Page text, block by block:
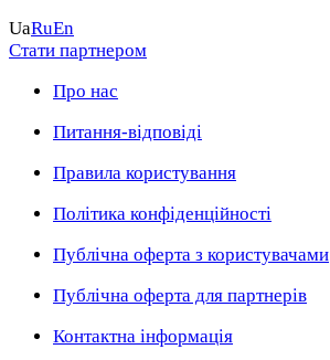
UaRuEn
Стати партнером
Про нас
Питання-відповіді
Правила користування
Політика конфіденційності
Публічна оферта з користувачами
Публічна оферта для партнерів
Контактна інформація